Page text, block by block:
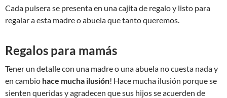
Cada pulsera se presenta en una cajita de regalo y listo para
regalar a esta madre o abuela que tanto queremos.
Regalos para mamás
Tener un detalle con una madre o una abuela no cuesta nada y
en cambio hace mucha ilusión! Hace mucha ilusión porque se
sienten queridas y agradecen que sus hijos se acuerden de